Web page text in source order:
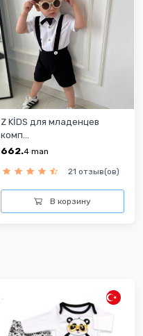
Z KİDS для младенцев
комп...
662.4 man
21 отзыв(ов)
В корзину